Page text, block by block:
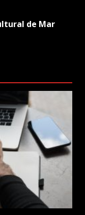
de Mar